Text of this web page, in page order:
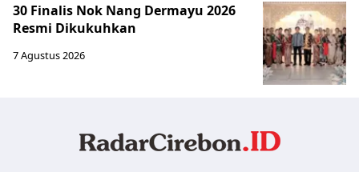
30 Finalis Nok Nang Dermayu 2026
Resmi Dikukuhkan
7 Agustus 2026